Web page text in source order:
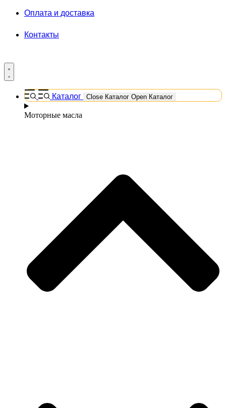
Оплата и доставка
Контакты
Каталог Close Каталог Open Каталог
Моторные масла